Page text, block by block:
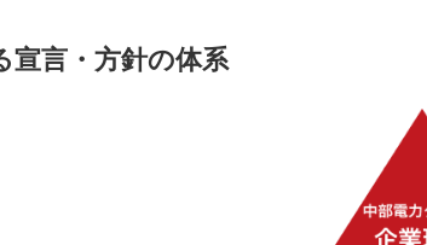
宣言・方針の体系